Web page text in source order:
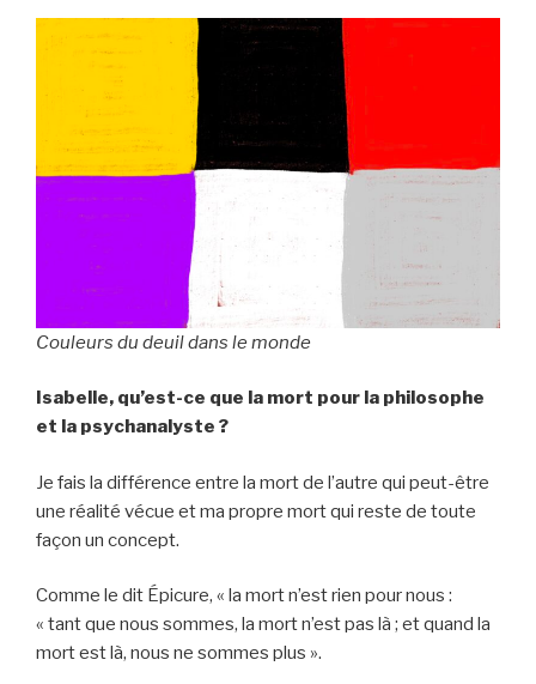
Couleurs du deuil dans le monde
Isabelle, qu’est-ce que la mort pour la philosophe
et la psychanalyste ?
Je fais la différence entre la mort de l’autre qui peut-être
une réalité vécue et ma propre mort qui reste de toute
façon un concept.
Comme le dit Épicure, « la mort n’est rien pour nous :
« tant que nous sommes, la mort n’est pas là ; et quand la
mort est là, nous ne sommes plus ».